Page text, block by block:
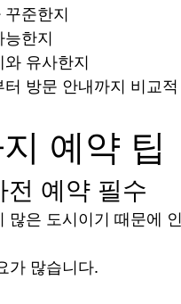
준한지
한지
유사한지
방문 안내까지 비교
예약 팁
예약 필수
많은 도시이기 때문에
가 많습니다.